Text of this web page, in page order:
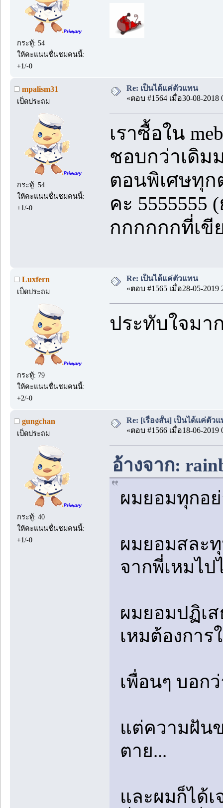
กระทู้: 54
ให้คะแนนชื่นชมคนนี้:
+1/-0
mpalism31
เป็ดประถม
กระทู้: 54
ให้คะแนนชื่นชมคนนี้:
+1/-0
Re: เป็นได้แค่ตัวแทน
«ตอบ #1564 เมื่อ30-08-2018
เราซื้อใน
ชอบกว่าเดิม
ตอนพิเศษทุ
คะ
กกกกกกที่เ
Luxfern
เป็ดประถม
กระทู้: 79
ให้คะแนนชื่นชมคนนี้:
+2/-0
Re: เป็นได้แค่ตัวแทน
«ตอบ #1565 เมื่อ28-05-2019
ประทับใจม
gungchan
เป็ดประถม
กระทู้: 40
ให้คะแนนชื่นชมคนนี้:
+1/-0
Re: [เรื่องสั้น] เป็นได้แค่ตัว
«ตอบ #1566 เมื่อ18-06-2019
อ้างจาก:
ผมยอมทุกอย่
ผมยอมสละทุ
จากพี่เหมไป
ผมยอมปฏิเ
เหมต้องกา
เพื่อนๆ บอก
แต่ความฝัน
ตาย...
และผมก็ได้